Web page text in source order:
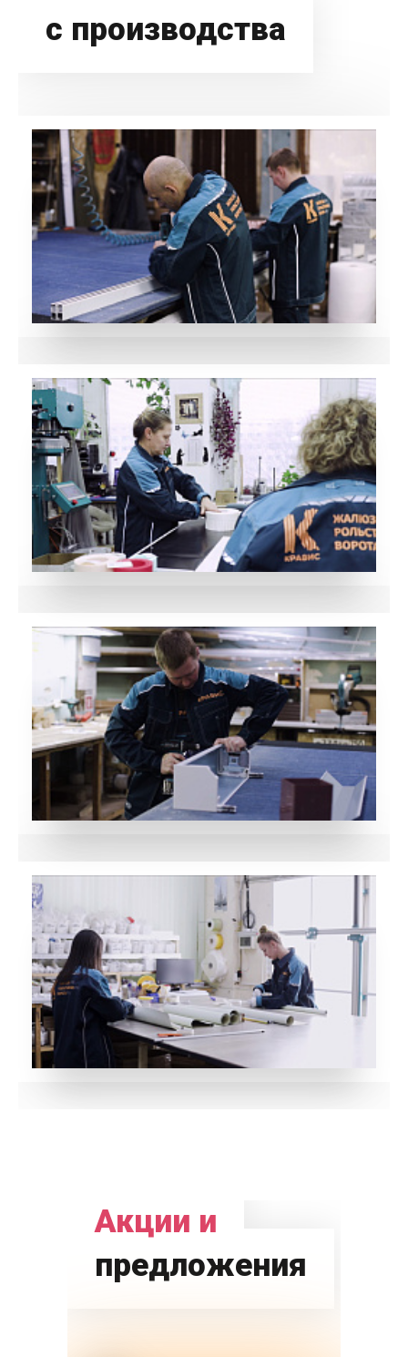
с производства
Акции и
предложения